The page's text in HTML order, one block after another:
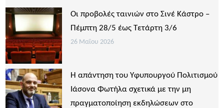
Οι προβολές ταινιών στο Σινέ Κάστρο –
Πέμπτη 28/5 έως Τετάρτη 3/6
26 Μαΐου 2026
Η απάντηση του Υφυπουργού Πολιτισμού
Ιάσονα Φωτήλα σχετικά με την μη
πραγματοποίηση εκδηλώσεων στο